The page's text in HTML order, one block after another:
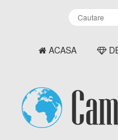
ACASA